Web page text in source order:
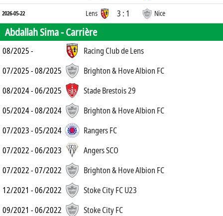
2026-05-22 Lens 3 : 1 Nice
Abdallah Sima -Carrière
08/2025 -
Racing Club de Lens
07/2025 - 08/2025
Brighton & Hove Albion FC
08/2024 - 06/2025
Stade Brestois 29
05/2024 - 08/2024
Brighton & Hove Albion FC
07/2023 - 05/2024
Rangers FC
07/2022 - 06/2023
Angers SCO
07/2022 - 07/2022
Brighton & Hove Albion FC
12/2021 - 06/2022
Stoke City FC U23
09/2021 - 06/2022
Stoke City FC